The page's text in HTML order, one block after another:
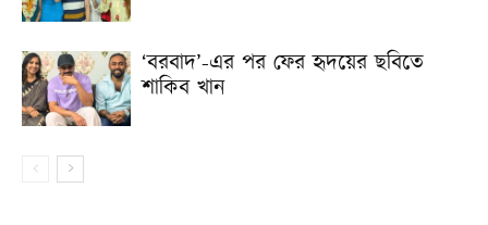
‘বরবাদ’-এর পর ফের হৃদয়ের ছবিতে
শাকিব খান